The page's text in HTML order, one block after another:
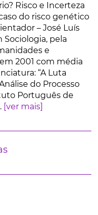
Risco e Incerteza
do risco genético
– José Luís
Sociologia, pela
e
2001 com média
“A Luta
do Processo
Português de
[ver mais]